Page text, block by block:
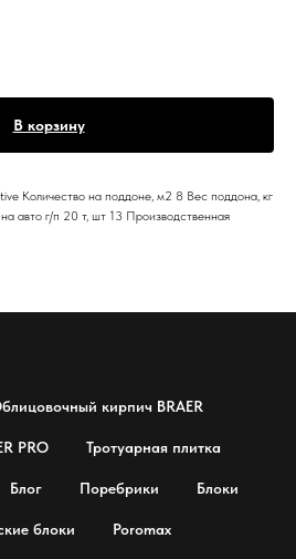
В корзину
Количество на поддоне, м2 8 Вес поддона, кг
авто г/п 20 т, шт 13 Производственная
кирпич BRAER
PRO Тротуарная плитка
Блог Поребрики Блоки
блоки Poromax